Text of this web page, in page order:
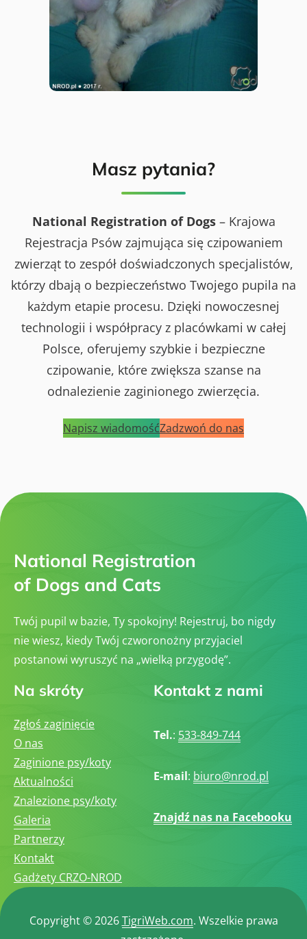
Masz pytania?
National Registration of Dogs– Krajowa
Rejestracja Psów zajmująca się czipowaniem
zwierząt to zespół doświadczonych specjalistów,
którzy dbają o bezpieczeństwo Twojego pupila na
każdym etapie procesu. Dzięki nowoczesnej
technologii i współpracy z placówkami w całej
Polsce, oferujemy szybkie i bezpieczne
czipowanie, które zwiększa szanse na
odnalezienie zaginionego zwierzęcia.
Napisz wiadomośćZadzwoń do nas
National Registration
of Dogs and Cats
Twój pupil w bazie, Ty spokojny! Rejestruj, bo nigdy
nie wiesz, kiedy Twój czworonożny przyjaciel
postanowi wyruszyć na „wielką przygodę”.
Na skróty
Zgłoś zaginięcie
O nas
Zaginione psy/koty
Aktualności
Znalezione psy/koty
Galeria
Partnerzy
Kontakt
Gadżety CRZO-NROD
Kontakt z nami
Tel.: 533-849-744
E-mail: biuro@nrod.pl
Znajdź nas na Facebooku
Copyright © 2026TigriWeb.com. Wszelkie prawa